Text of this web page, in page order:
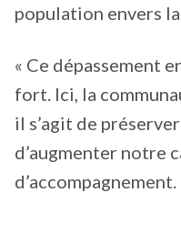
population envers
« Ce dépassement
fort. Ici, la
il s’agit de
d’augmenter notre
d’accompagnement.